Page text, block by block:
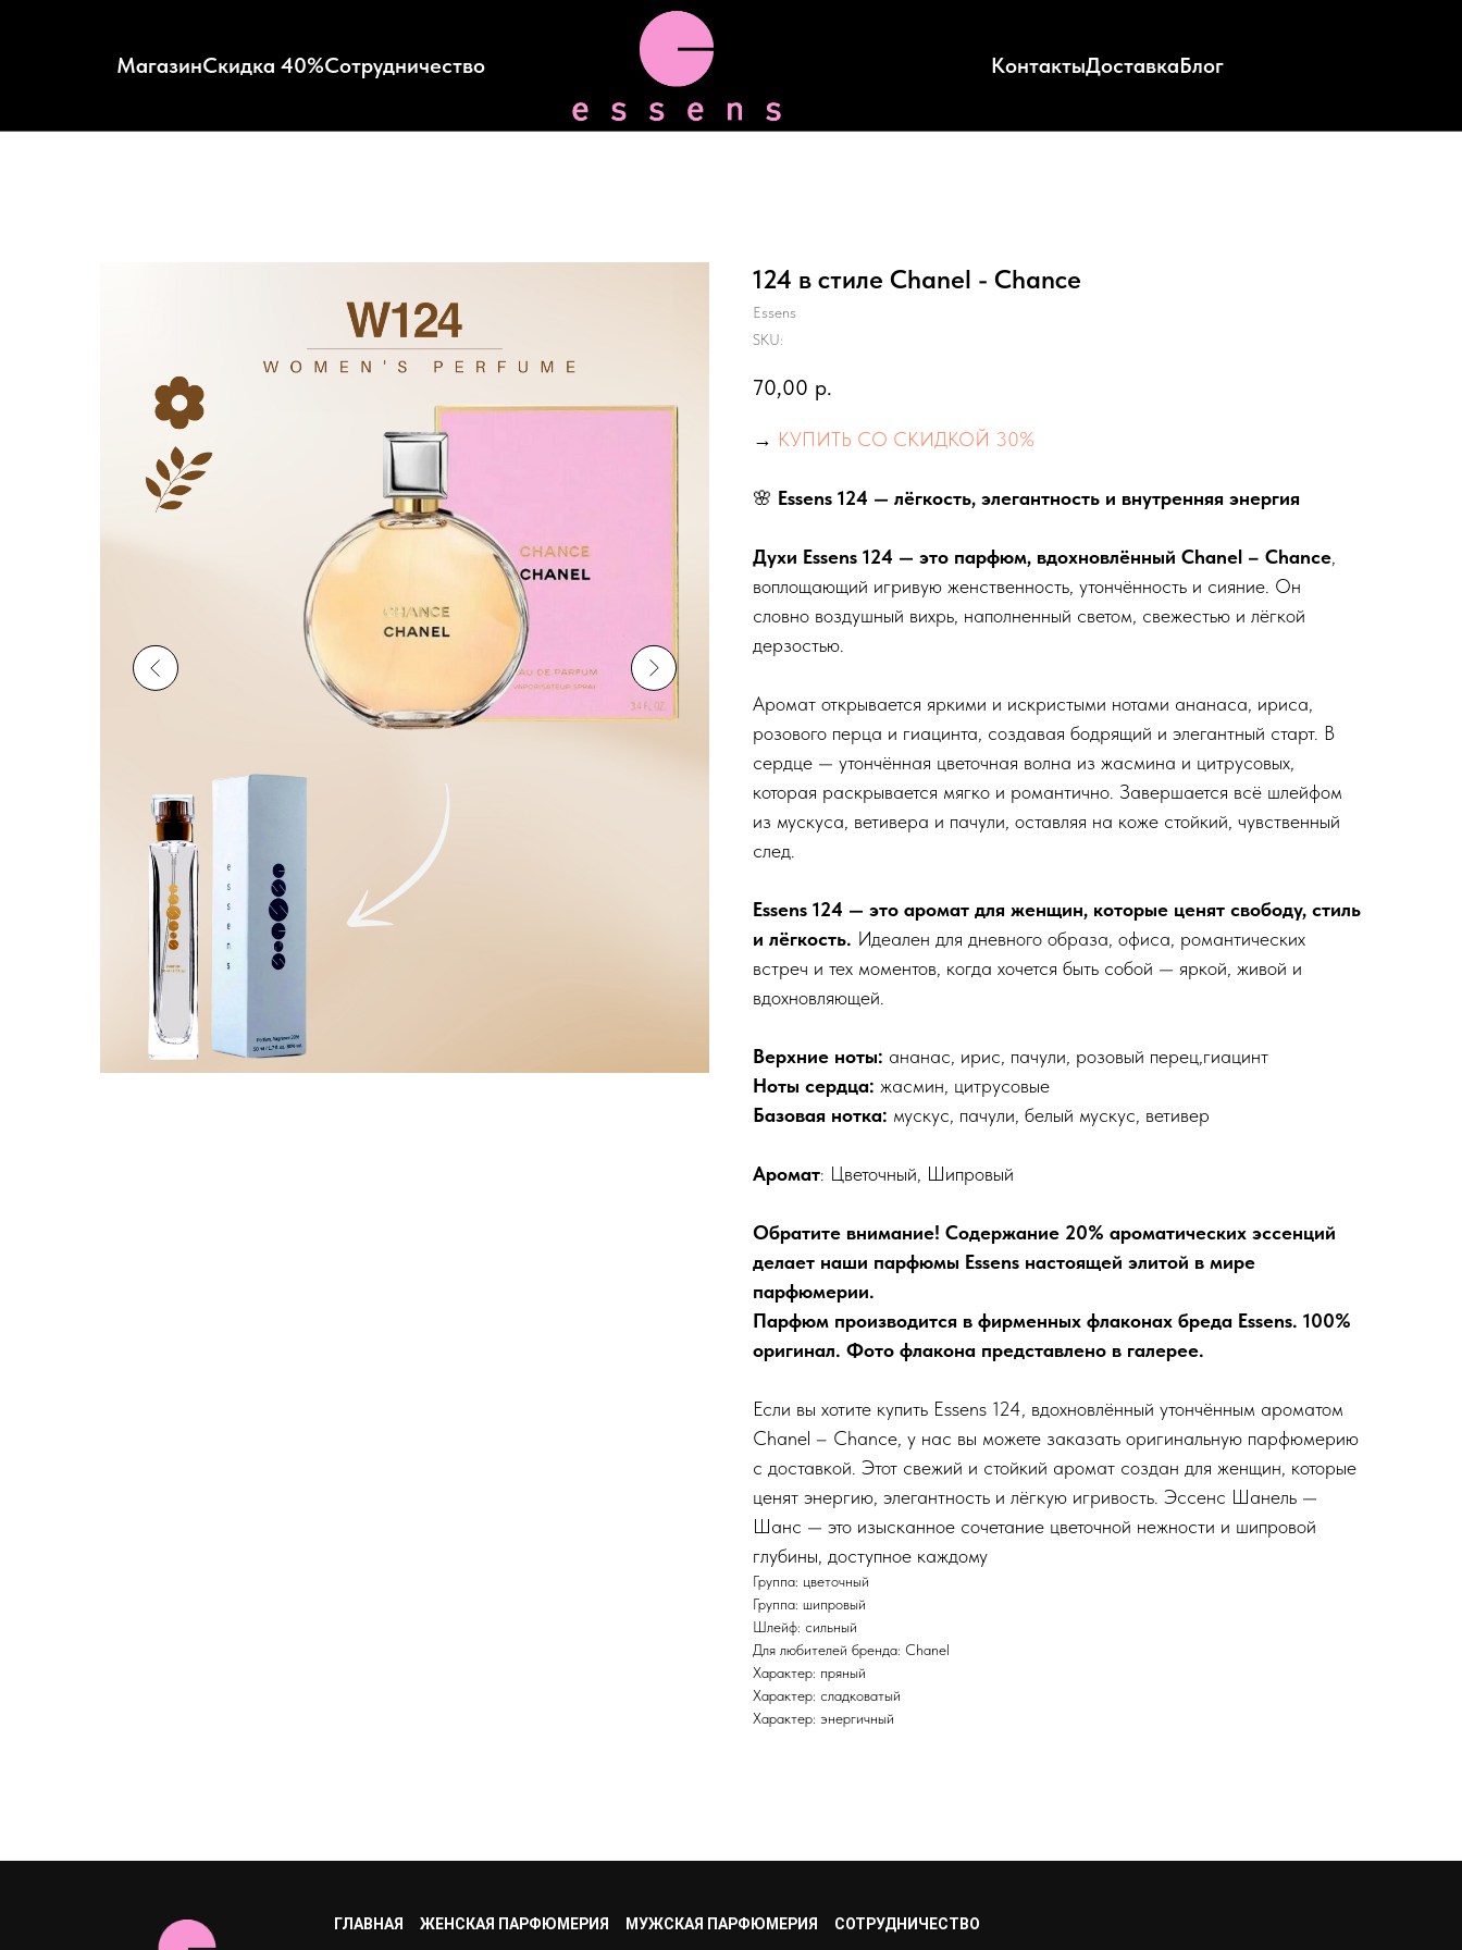
МагазинСкидка 40%Сотрудничество КонтактыДоставкаБлог
124 в стиле Chanel - Chance
Essens
SKU:
70,00 р.
→ КУПИТЬ СО СКИДКОЙ 30%
🌸 Essens 124 — лёгкость, элегантность и внутренняя энергия
Духи Essens 124 — это парфюм, вдохновлённый Chanel – Chance,
воплощающий игривую женственность, утончённость и сияние. Он
словно воздушный вихрь, наполненный светом, свежестью и лёгкой
дерзостью.
Аромат открывается яркими и искристыми нотами ананаса, ириса,
розового перца и гиацинта, создавая бодрящий и элегантный старт. В
сердце — утончённая цветочная волна из жасмина и цитрусовых,
которая раскрывается мягко и романтично. Завершается всё шлейфом
из мускуса, ветивера и пачули, оставляя на коже стойкий, чувственный
след.
Essens 124 — это аромат для женщин, которые ценят свободу, стиль
и лёгкость. Идеален для дневного образа, офиса, романтических
встреч и тех моментов, когда хочется быть собой — яркой, живой и
вдохновляющей.
Верхние ноты: ананас, ирис, пачули, розовый перец,гиацинт
Ноты сердца: жасмин, цитрусовые
Базовая нотка: мускус, пачули, белый мускус, ветивер
Аромат: Цветочный, Шипровый
Обратите внимание! Содержание 20% ароматических эссенций
делает наши парфюмы Essens настоящей элитой в мире
парфюмерии.
Парфюм производится в фирменных флаконах бреда Essens. 100%
оригинал. Фото флакона представлено в галерее.
Если вы хотите купить Essens 124, вдохновлённый утончённым ароматом
Chanel – Chance, у нас вы можете заказать оригинальную парфюмерию
с доставкой. Этот свежий и стойкий аромат создан для женщин, которые
ценят энергию, элегантность и лёгкую игривость. Эссенс Шанель —
Шанс — это изысканное сочетание цветочной нежности и шипровой
глубины, доступное каждому
Группа: цветочный
Группа: шипровый
Шлейф: сильный
Для любителей бренда: Chanel
Характер: пряный
Характер: сладковатый
Характер: энергичный
ГЛАВНАЯ ЖЕНСКАЯ ПАРФЮМЕРИЯ МУЖСКАЯ ПАРФЮМЕРИЯ
СОТРУДНИЧЕСТВО